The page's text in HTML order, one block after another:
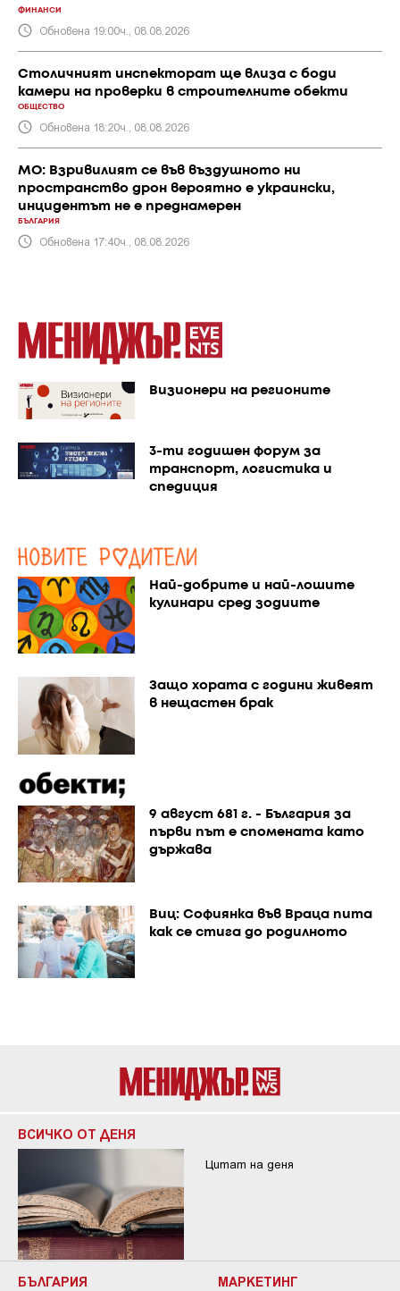
ФИНАНСИ
Обновена 19:00ч., 08.08.2026
Столичният инспекторат ще влиза с боди
камери на проверки в строителните обекти
ОБЩЕСТВО
Обновена 18:20ч., 08.08.2026
МО: Взривилият се във въздушното ни
пространство дрон вероятно е украински,
инцидентът не е преднамерен
БЪЛГАРИЯ
Обновена 17:40ч., 08.08.2026
Визионери на регионите
3-ти годишен форум за
транспорт, логистика и
спедиция
Най-добрите и най-лошите
кулинари сред зодиите
Защо хората с години живеят
в нещастен брак
9 август 681 г. - България за
първи път е спомената като
държава
Виц: Софиянка във Враца пита
как се стига до родилното
ВСИЧКО ОТ ДЕНЯ
Цитат на деня
БЪЛГАРИЯ МАРКЕТИНГ